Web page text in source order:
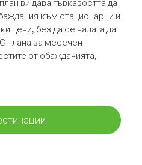
ви дава гъвкавостта да
към стационарни и
цени, без да се налага да
плана за месечен
от обажданията,